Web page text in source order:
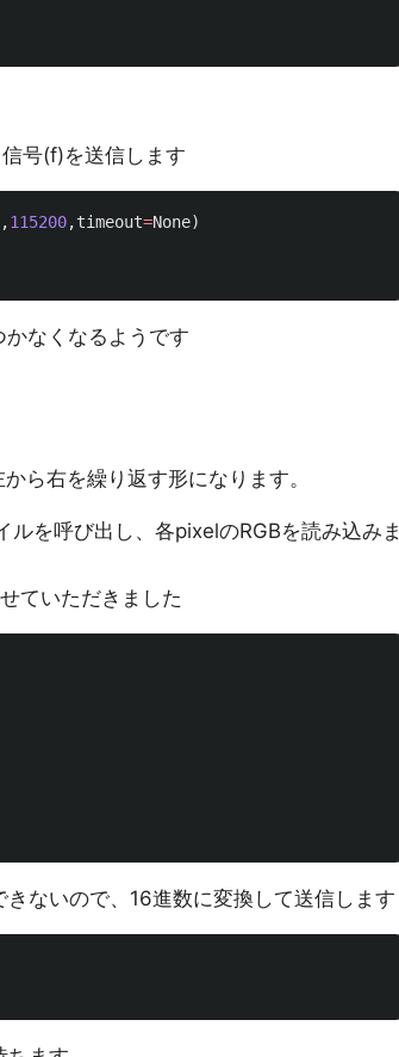
号(f)を送信します
,115200,timeout=None)
なくなるようです
ら右を繰り返す形になります。
を呼び出し、各pixelのRGBを読み込みま
ていただきました
ないので、16進数に変換して送信します